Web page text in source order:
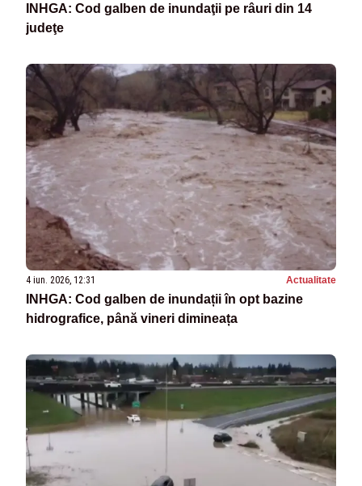
INHGA: Cod galben de inundaţii pe râuri din 14
judeţe
4 iun. 2026, 12:31 Actualitate
INHGA: Cod galben de inundații în opt bazine
hidrografice, până vineri dimineața